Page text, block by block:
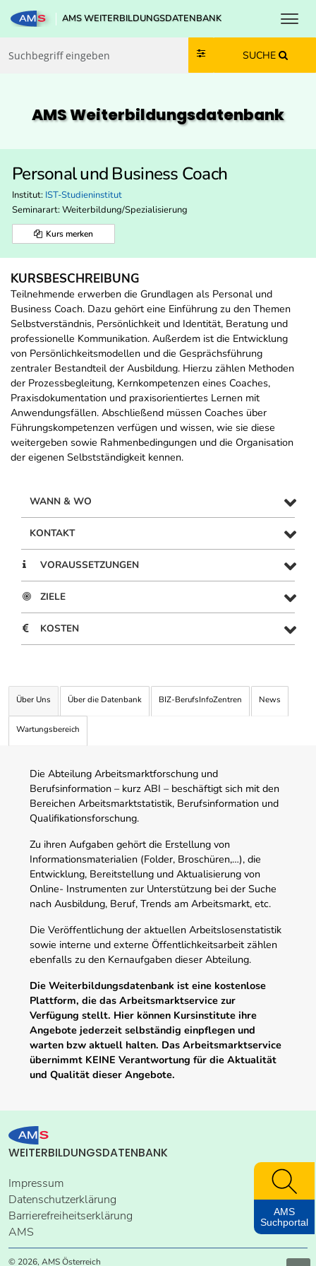
Zum Inhalt springen
Zum Navmenü springen
Zur Suche springen
Zur Footer springen
AMS WEITERBILDUNGSDATENBANK
SUCHE
AMS Weiterbildungs­datenbank
Personal und Business Coach
Institut: IST-Studieninstitut
Seminarart: Weiterbildung/Spezialisierung
Kurs merken
KURSBESCHREIBUNG
Teilnehmende erwerben die Grundlagen als Personal und
Business Coach. Dazu gehört eine Einführung zu den Themen
Selbstverständnis, Persönlichkeit und Identität, Beratung und
professionelle Kommunikation. Außerdem ist die Entwicklung
von Persönlichkeitsmodellen und die Gesprächsführung
zentraler Bestandteil der Ausbildung. Hierzu zählen Methoden
der Prozessbegleitung, Kernkompetenzen eines Coaches,
Praxisdokumentation und praxisorientiertes Lernen mit
Anwendungsfällen. Abschließend müssen Coaches über
Führungskompetenzen verfügen und wissen, wie sie diese
weitergeben sowie Rahmenbedingungen und die Organisation
der eigenen Selbstständigkeit kennen.
WANN & WO
KONTAKT
VORAUSSETZUNGEN
ZIELE
KOSTEN
Über Uns Über die Datenbank BIZ-BerufsInfoZentren News
Wartungsbereich
Die Abteilung Arbeitsmarktforschung und
Berufsinformation – kurz ABI – beschäftigt sich mit den
Bereichen Arbeitsmarktstatistik, Berufsinformation und
Qualifikationsforschung.
Zu ihren Aufgaben gehört die Erstellung von
Informationsmaterialien (Folder, Broschüren,…), die
Entwicklung, Bereitstellung und Aktualisierung von
Online- Instrumenten zur Unterstützung bei der Suche
nach Ausbildung, Beruf, Trends am Arbeitsmarkt, etc.
Die Veröffentlichung der aktuellen Arbeitslosenstatistik
sowie interne und externe Öffentlichkeitsarbeit zählen
ebenfalls zu den Kernaufgaben dieser Abteilung.
Die Weiterbildungsdatenbank ist eine kostenlose
Plattform, die das Arbeitsmarktservice zur
Verfügung stellt. Hier können Kursinstitute ihre
Angebote jederzeit selbständig einpflegen und
warten bzw aktuell halten. Das Arbeitsmarktservice
übernimmt KEINE Verantwortung für die Aktualität
und Qualität dieser Angebote.
WEITERBILDUNGSDATENBANK
Impressum
Datenschutzerklärung
Barrierefreiheitserklärung
AMS
© 2026, AMS Österreich
AMS
Suchportal